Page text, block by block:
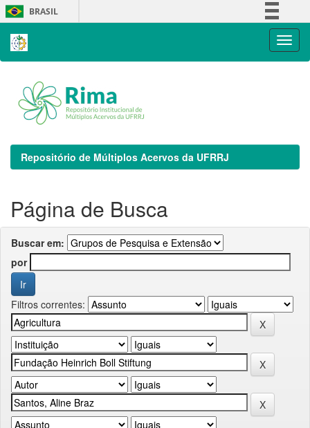
Skip
navigation
BRASIL
Repositório de Múltiplos Acervos da UFRRJ
Página de Busca
Buscar em:
por
Filtros correntes: